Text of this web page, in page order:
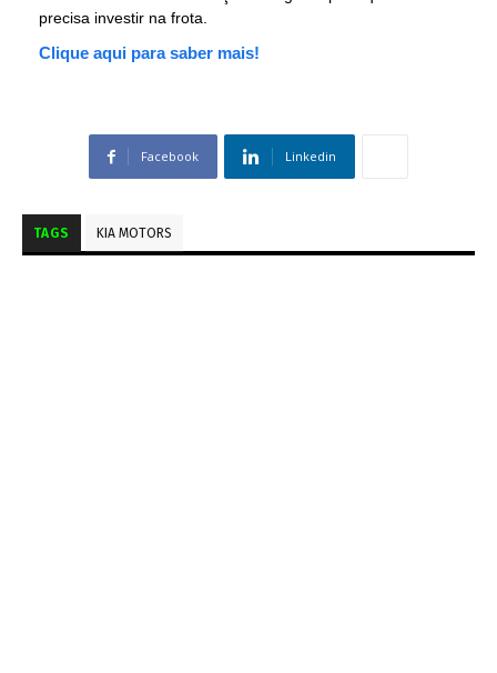
precisa investir na frota.
Clique aqui para saber mais!
Facebook Linkedin
TAGS KIA MOTORS